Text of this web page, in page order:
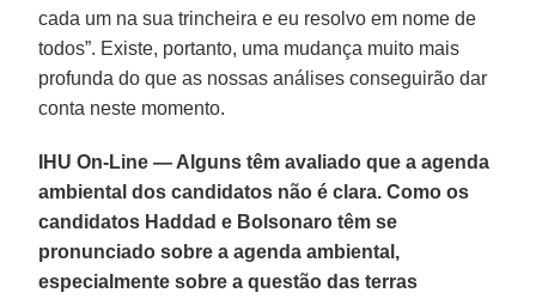
cada um na sua trincheira e eu resolvo em nome de
todos”. Existe, portanto, uma mudança muito mais
profunda do que as nossas análises conseguirão dar
conta neste momento.
IHU On-Line — Alguns têm avaliado que a agenda
ambiental dos candidatos não é clara. Como os
candidatos Haddad e Bolsonaro têm se
pronunciado sobre a agenda ambiental,
especialmente sobre a questão das terras